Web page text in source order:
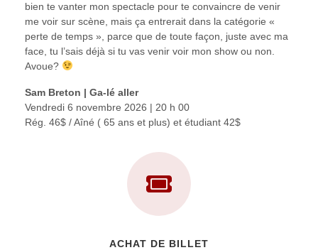
bien te vanter mon spectacle pour te convaincre de venir
me voir sur scène, mais ça entrerait dans la catégorie «
perte de temps », parce que de toute façon, juste avec ma
face, tu l’sais déjà si tu vas venir voir mon show ou non.
Avoue?
Sam Breton | Ga-lé aller
Vendredi 6 novembre 2026 | 20 h 00
Rég. 46$ / Aîné ( 65 ans et plus) et étudiant 42$
ACHAT DE BILLET